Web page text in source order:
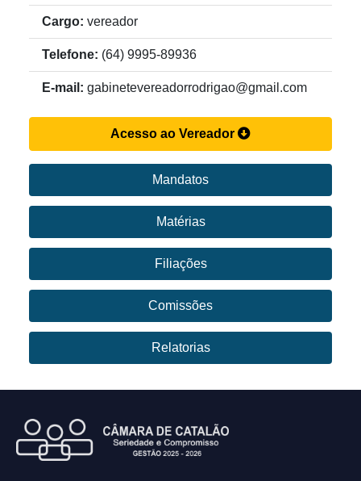
Cargo: vereador
Telefone: (64) 9995-89936
E-mail: gabinetevereadorrodrigao@gmail.com
Acesso ao Vereador
Mandatos
Matérias
Filiações
Comissões
Relatorias